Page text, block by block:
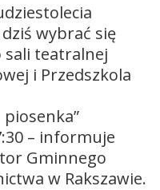
wybrać się
sali teatralnej
i Przedszkola
– informuje
Gminnego
w Rakszawie.